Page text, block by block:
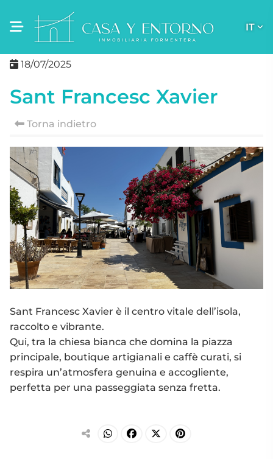
IT
Sant Francesc Xavier
Torna indietro
18/07/2025
Sant Francesc Xavier è il centro vitale dell’isola,
raccolto e vibrante.
Qui, tra la chiesa bianca che domina la piazza
principale, boutique artigianali e caffè curati, si
respira un’atmosfera genuina e accogliente,
perfetta per una passeggiata senza fretta.